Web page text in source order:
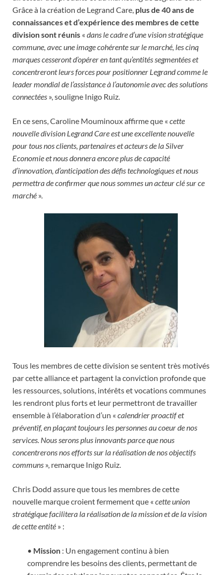
Grâce à la création de Legrand Care, plus de 40 ans de
connaissances et d’expérience des membres de cette
division sont réunis « dans le cadre d’une vision stratégique
commune, avec une image cohérente sur le marché, les cinq
marques cesseront d’opérer en tant qu’entités segmentées et
concentreront leurs forces pour positionner Legrand comme le
leader mondial de l’assistance à l’autonomie avec des solutions
connectées », souligne Inigo Ruiz.
En ce sens, Caroline Mouminoux affirme que « cette
nouvelle division Legrand Care est une excellente nouvelle
pour tous nos clients, partenaires et acteurs de la Silver
Economie et nous donnera encore plus de capacité
d’innovation, d’anticipation des défis technologiques et nous
permettra de confirmer que nous sommes un acteur clé sur ce
marché ».
Tous les membres de cette division se sentent très motivés
par cette alliance et partagent la conviction profonde que
les ressources, solutions, intérêts et vocations communes
les rendront plus forts et leur permettront de travailler
ensemble à l’élaboration d’un « calendrier proactif et
préventif, en plaçant toujours les personnes au coeur de nos
services. Nous serons plus innovants parce que nous
concentrerons nos efforts sur la réalisation de nos objectifs
communs », remarque Inigo Ruiz.
Chris Dodd assure que tous les membres de cette
nouvelle marque croient fermement que « cette union
stratégique facilitera la réalisation de la mission et de la vision
de cette entité » :
• Mission : Un engagement continu à bien
comprendre les besoins des clients, permettant de